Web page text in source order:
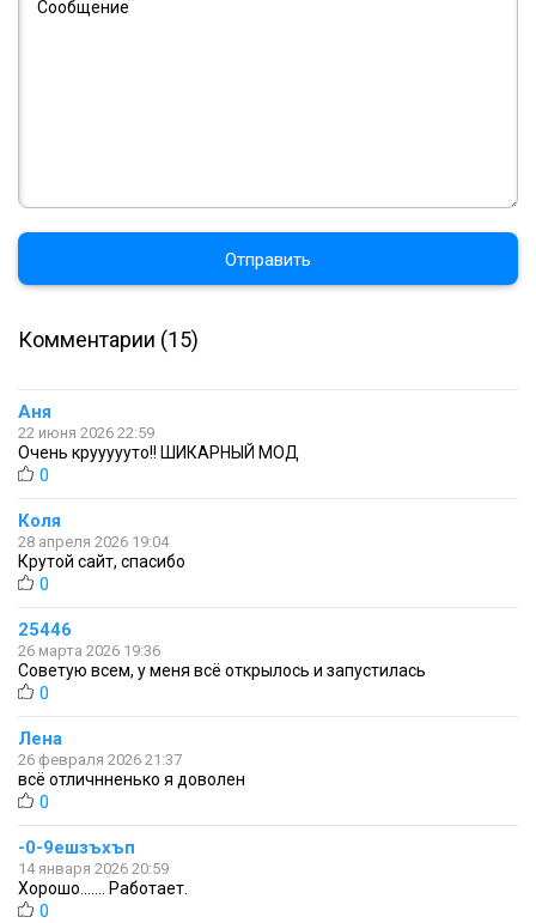
Отправить
Комментарии (15)
Аня
22 июня 2026 22:59
Очень круууууто!! ШИКАРНЫЙ МОД
0
Коля
28 апреля 2026 19:04
Крутой сайт, спасибо
0
25446
26 марта 2026 19:36
Советую всем, у меня всё открылось и запустилась
0
Лена
26 февраля 2026 21:37
всё отличнненько я доволен
0
-0-9ешзъхъп
14 января 2026 20:59
Хорошо....... Работает.
0